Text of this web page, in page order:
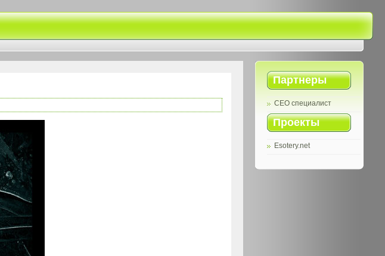
Партнеры
СЕО специалист
Проекты
Esotery.net